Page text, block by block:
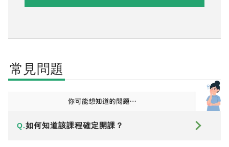
常見問題
Q.如何知道該課程確定開課？